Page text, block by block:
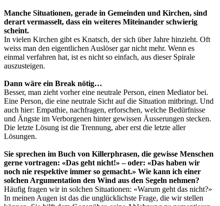
Manche Situationen, gerade in Gemeinden und Kirchen, sind
derart vermasselt, dass ein weiteres Miteinander schwierig
scheint.
In vielen Kirchen gibt es Knatsch, der sich über Jahre hinzieht. Oft
weiss man den eigentlichen Auslöser gar nicht mehr. Wenn es
einmal verfahren hat, ist es nicht so einfach, aus dieser Spirale
auszusteigen.
Dann wäre ein Break nötig…
Besser, man zieht vorher eine neutrale Person, einen Mediator bei.
Eine Person, die eine neutrale Sicht auf die Situation mitbringt. Und
auch hier: Empathie, nachfragen, erforschen, welche Bedürfnisse
und Ängste im Verborgenen hinter gewissen Äusserungen stecken.
Die letzte Lösung ist die Trennung, aber erst die letzte aller
Lösungen.
Sie sprechen im Buch von Killerphrasen, die gewisse Menschen
gerne vortragen: «Das geht nicht!» – oder: «Das haben wir
noch nie respektive immer so gemacht.» Wie kann ich einer
solchen Argumentation den Wind aus den Segeln nehmen?
Häufig fragen wir in solchen Situationen: «Warum geht das nicht?»
In meinen Augen ist das die unglücklichste Frage, die wir stellen